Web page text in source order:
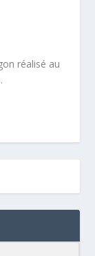
réalisé au